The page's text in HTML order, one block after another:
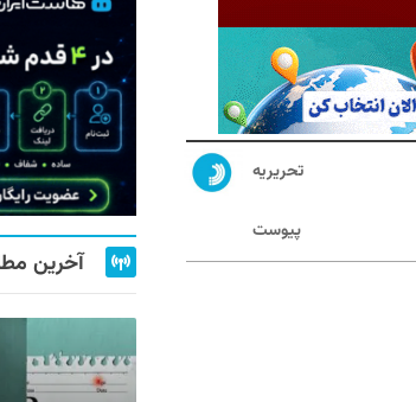
تحریریه
پیوست
آخرین